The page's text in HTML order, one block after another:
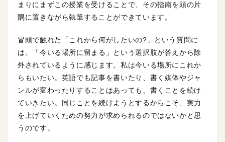
まりにまずこの授業を受けることで、その指南を頭の片
隅に置きながら執筆することができています。
冒頭で触れた「これから何がしたいの?」という質問に
は、「今いる場所に留まる」という選択肢が答えから除
外されているように感じます。私は今いる場所にこれか
らもいたい。英語でも記事を書いたり、書く媒体やジャ
ンルが変わったりすることはあっても、書くことを続け
ていきたい。同じことを続けようとするからこそ、実力
を上げていくための努力が求められるのではないかと思
うのです。